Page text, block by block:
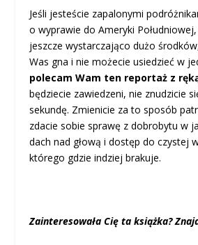
Jeśli jesteście zapalonymi
o wyprawie do Ameryki
jeszcze wystarczająco dużo
Was gna i nie możecie usiedzieć w
polecam Wam ten reportaż z
będziecie zawiedzeni, nie znudzicie
sekundę. Zmienicie za to sposób
zdacie sobie sprawę z dobrobytu w
dach nad głową i dostęp do czystej
którego gdzie indziej brakuje.
Zainteresowała Cię ta książka?